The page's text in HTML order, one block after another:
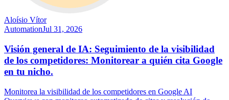
Aloísio Vítor
AutomationJul 31, 2026
Visión general de IA: Seguimiento de la visibilidad
de los competidores: Monitorear a quién cita Google
en tu nicho.
Monitorea la visibilidad de los competidores en Google AI